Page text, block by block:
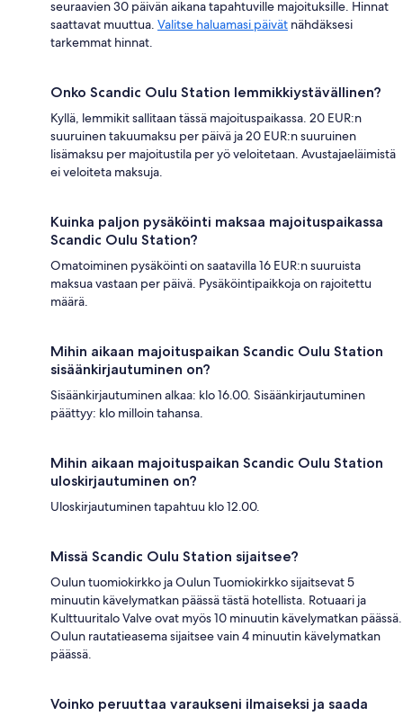
seuraavien 30 päivän aikana tapahtuville majoituksille. Hinnat
saattavat muuttua. Valitse haluamasi päivät nähdäksesi
tarkemmat hinnat.
Onko Scandic Oulu Station lemmikkiystävällinen?
Kyllä, lemmikit sallitaan tässä majoituspaikassa. 20 EUR:n
suuruinen takuumaksu per päivä ja 20 EUR:n suuruinen
lisämaksu per majoitustila per yö veloitetaan. Avustajaeläimistä
ei veloiteta maksuja.
Kuinka paljon pysäköinti maksaa majoituspaikassa
Scandic Oulu Station?
Omatoiminen pysäköinti on saatavilla 16 EUR:n suuruista
maksua vastaan per päivä. Pysäköintipaikkoja on rajoitettu
määrä.
Mihin aikaan majoituspaikan Scandic Oulu Station
sisäänkirjautuminen on?
Sisäänkirjautuminen alkaa: klo 16.00. Sisäänkirjautuminen
päättyy: klo milloin tahansa.
Mihin aikaan majoituspaikan Scandic Oulu Station
uloskirjautuminen on?
Uloskirjautuminen tapahtuu klo 12.00.
Missä Scandic Oulu Station sijaitsee?
Oulun tuomiokirkko ja Oulun Tuomiokirkko sijaitsevat 5
minuutin kävelymatkan päässä tästä hotellista. Rotuaari ja
Kulttuuritalo Valve ovat myös 10 minuutin kävelymatkan päässä.
Oulun rautatieasema sijaitsee vain 4 minuutin kävelymatkan
päässä.
Voinko peruuttaa varaukseni ilmaiseksi ja saada